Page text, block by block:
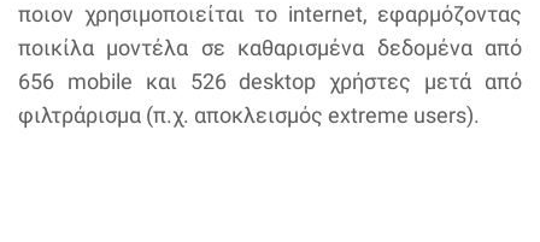
ποιον χρησιμοποιείται το internet, εφαρμόζοντας
ποικίλα μοντέλα σε καθαρισμένα δεδομένα από
656 mobile και 526 desktop χρήστες μετά από
φιλτράρισμα (π.χ. αποκλεισμός extreme users).